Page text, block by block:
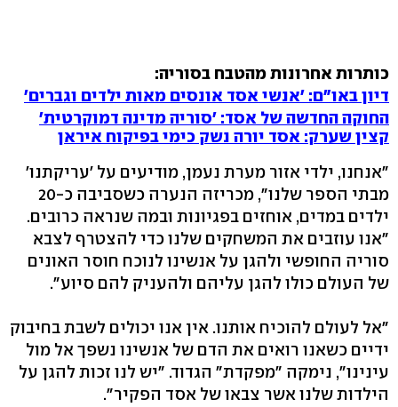
כותרות אחרונות מהטבח בסוריה:
דיון באו"ם: 'אנשי אסד אונסים מאות ילדים וגברים'
החוקה החדשה של אסד: 'סוריה מדינה דמוקרטית'
קצין שערק: אסד יורה נשק כימי בפיקוח איראן
"אנחנו, ילדי אזור מערת נעמן, מודיעים על 'עריקתנו'
מבתי הספר שלנו", מכריזה הנערה כשסביבה כ-20
ילדים במדים, אוחזים בפגיונות ובמה שנראה כרובים.
"אנו עוזבים את המשחקים שלנו כדי להצטרף לצבא
סוריה החופשי ולהגן על אנשינו לנוכח חוסר האונים
של העולם כולו להגן עליהם ולהעניק להם סיוע".
"אל לעולם להוכיח אותנו. אין אנו יכולים לשבת בחיבוק
ידיים כשאנו רואים את הדם של אנשינו נשפך אל מול
עינינו", נימקה "מפקדת" הגדוד. "יש לנו זכות להגן על
הילדות שלנו אשר צבאו של אסד הפקיר".